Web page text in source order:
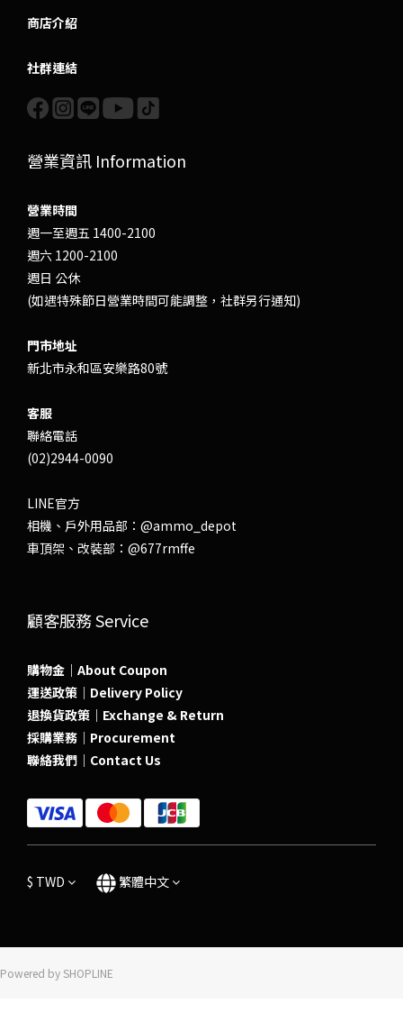
商店介紹
社群連結
營業資訊 Information
營業時間
週一至週五 1400-2100
週六 1200-2100
週日 公休
(如遇特殊節日營業時間可能調整，社群另行通知)
門市地址
新北市永和區安樂路80號
客服
聯絡電話
(02)2944-0090
LINE官方
相機、戶外用品部： @ammo_depot
車頂架、改裝部： @677rmffe
顧客服務 Service
購物金｜About Coupon
運送政策｜Delivery Policy
退換貨政策｜Exchange & Return
採購業務｜Procurement
聯絡我們｜Contact Us
$ TWD 繁體中文
Powered by SHOPLINE